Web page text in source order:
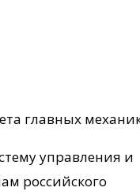
главных
управления и
российского